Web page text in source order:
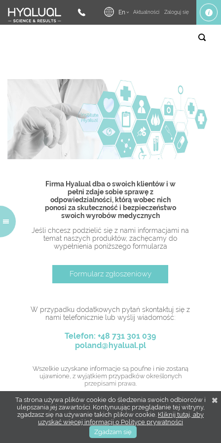
Aktualności Zaloguj się
En
Firma Hyalual dba o swoich klientów i w
pełni zdaje sobie sprawę z
odpowiedzialności, którą wobec nich
ponosi za skuteczność i bezpieczeństwo
swoich wyrobów medycznych
Jeśli chcesz podzielić się z nami informacjami na
temat naszych produktów, zachęcamy do
wypełnienia poniższego formularza
Formularz zgłoszeniowy
W przypadku dodatkowych pytań skontaktuj się z
nami telefonicznie lub wyślij wiadomość:
Telefon: +48 731 301 039
poland@hyalual.pl
Wszelkie uzyskane informacje są poufne i nie zostaną
ujawnione, z wyjątkiem przypadków określonych
przepisami prawa.
Ta strona używa plików cookie do śledzenia swoich odbiorców i
ulepszania jej zawartości. Kontynuując przeglądanie tej witryny,
zgadzasz się na używanie takich plików cookie. Kliknij tutaj, aby
uzyskać więcej informacji o Polityce prywatności
Zgadzam się